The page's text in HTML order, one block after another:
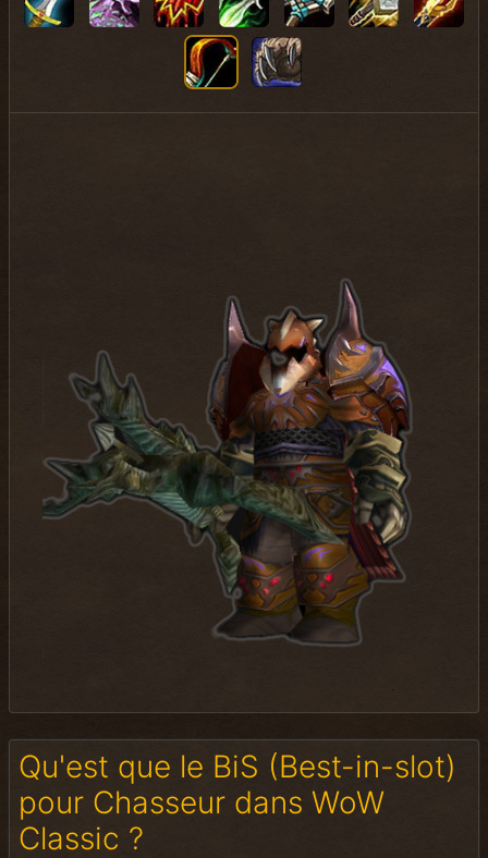
Qu'est que le BiS (Best-in-slot)
pour Chasseur dans WoW
Classic ?